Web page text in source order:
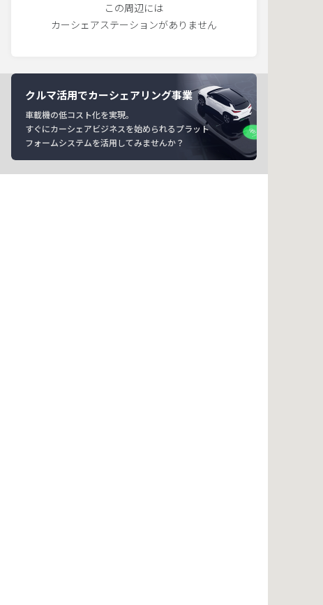
この周辺には
カーシェアステーションがありません
クルマ活用でカーシェアリング事業
車載機の低コスト化を実現。
すぐにカーシェアビジネスを始められるプラット
フォームシステムを活用してみませんか？